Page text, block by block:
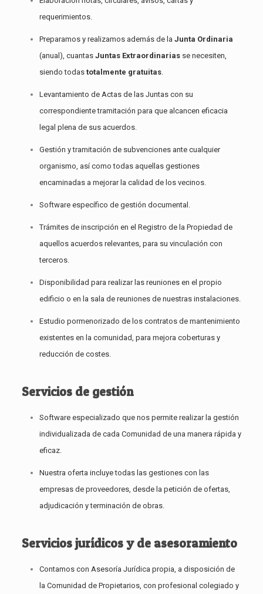
requerimientos.
Preparamos y realizamos además de la Junta Ordinaria
(anual), cuantas Juntas Extraordinariasse necesiten,
siendo todas totalmente gratuitas.
Levantamiento de Actas de las Juntas con su
correspondiente tramitación para que alcancen eficacia
legal plena de sus acuerdos.
Gestión y tramitación de subvenciones ante cualquier
organismo, así como todas aquellas gestiones
encaminadas a mejorar la calidad de los vecinos.
Software específico de gestión documental.
Trámites de inscripción en el Registro de la Propiedad de
aquellos acuerdos relevantes, para su vinculación con
terceros.
Disponibilidad para realizar las reuniones en el propio
edificio o en la sala de reuniones de nuestras instalaciones.
Estudio pormenorizado de los contratos de mantenimiento
existentes en la comunidad, para mejora coberturas y
reducción de costes.
Servicios de gestión
Software especializado que nos permite realizar la gestión
individualizada de cada Comunidad de una manera rápida y
eficaz.
Nuestra oferta incluye todas las gestiones con las
empresas de proveedores, desde la petición de ofertas,
adjudicación y terminación de obras.
Servicios jurídicos y de asesoramiento
Contamos con Asesoría Jurídica propia, a disposición de
la Comunidad de Propietarios, con profesional colegiado y